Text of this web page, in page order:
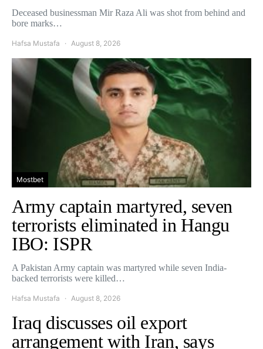
Deceased businessman Mir Raza Ali was shot from behind and
bore marks…
Hafsa Mustafa August 8, 2026
Mostbet
Army captain martyred, seven
terrorists eliminated in Hangu
IBO: ISPR
A Pakistan Army captain was martyred while seven India-
backed terrorists were killed…
Hafsa Mustafa August 8, 2026
Iraq discusses oil export
arrangement with Iran, says